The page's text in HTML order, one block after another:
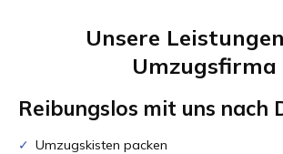
Unsere
Umzugsfirma
Reibungslos mit uns nach
Umzugskisten packen